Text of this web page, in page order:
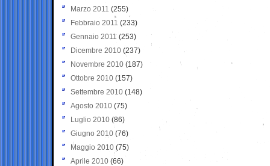
Marzo 2011 (255)
Febbraio 2011 (233)
Gennaio 2011 (253)
Dicembre 2010 (237)
Novembre 2010 (187)
Ottobre 2010 (157)
Settembre 2010 (148)
Agosto 2010 (75)
Luglio 2010 (86)
Giugno 2010 (76)
Maggio 2010 (75)
Aprile 2010 (66)